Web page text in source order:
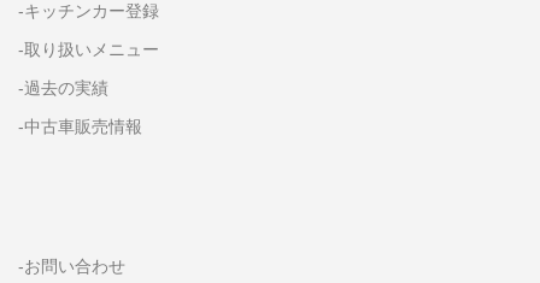
-キッチンカー登録
-取り扱いメニュー
-過去の実績
-中古車販売情報
-お問い合わせ